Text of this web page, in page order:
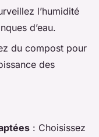
l’humidité
d’eau.
du compost pour
des
: Choisissez